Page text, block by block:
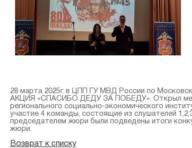
28 марта 2025г. в ЦПП ГУ МВД России по
АКЦИЯ «СПАСИБО ДЕДУ ЗА ПОБЕДУ». Открыл
регионального социально-экономического
участие 4 команды, состоящие из слушателей
председателем жюри были подведены итоги
жюри.
Возврат к списку